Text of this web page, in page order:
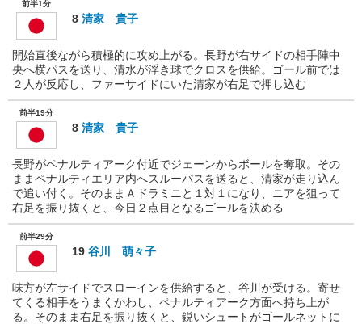
前半1分
8 清家 貴子
開始直後ながら積極的に攻め上がる。長野が右サイドの相手陣中
央へ横パスを送り、清水が浮き球でクロスを供給。ゴール前では
２人が反応し、ファーサイドにいた清家が右足で押し込む
前半19分
8 清家 貴子
長野がペナルティアーク付近でジェーンからボールを奪取。その
ままペナルティエリア内へスルーパスを送ると、清家が走り込ん
で追い付く。そのままＡドラミニと１対１になり、ニアを狙って
右足を振り抜くと、今日２点目となるゴールを決める
前半29分
19 谷川 萌々子
味方が左サイドでスローインを供給すると、谷川が受ける。寄せ
てくる相手をうまくかわし、ペナルティアーク方面へ持ち上が
る。そのまま右足を振り抜くと、鋭いシュートがゴールネットに